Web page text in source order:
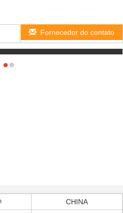
Fornecedor do contato
LiFePO4 para a fonte de alimentação de UPS
CHINA